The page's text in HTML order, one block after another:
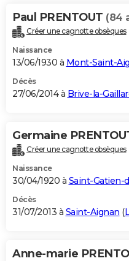
Paul PRENTOUT (84
Créer une cagnotte obsèques
Naissance
13/06/1930 à Mont-Saint-
Décès
27/06/2014 à Brive-la-
Germaine
Créer une cagnotte obsèques
Naissance
30/04/1920 à Saint-Gatien-
Décès
31/07/2013 à Saint-Aignan (
Anne-marie